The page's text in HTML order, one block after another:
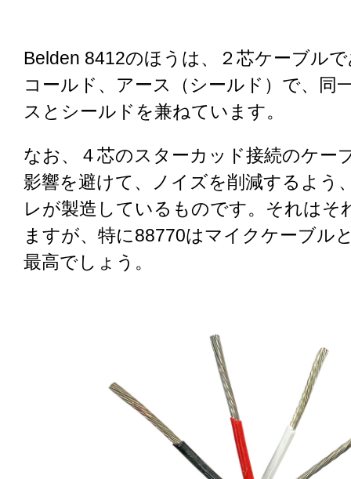
Belden 8412のほうは、２芯ケーブル
コールド、アース（シールド）で、同
スとシールドを兼ねています。
なお、４芯のスターカッド接続のケー
影響を避けて、ノイズを削減するよう
レが製造しているものです。それはそ
ますが、特に88770はマイクケーブル
最高でしょう。